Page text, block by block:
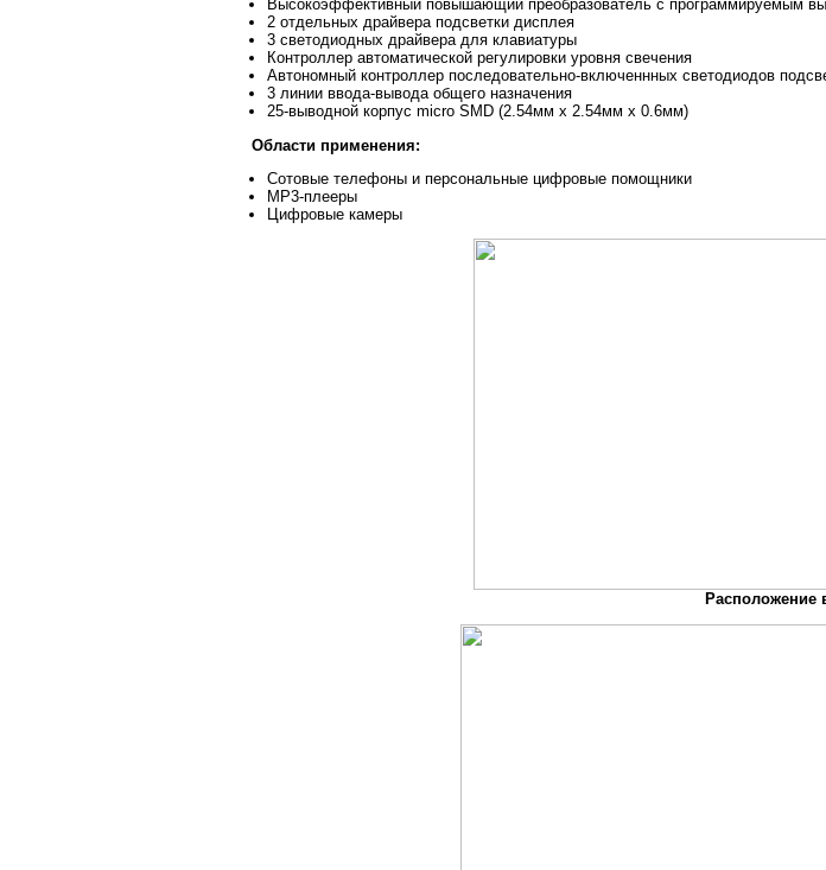
Высокоэффективный повышающий преобразователь с программируемым
2 отдельных драйвера подсветки дисплея
3 светодиодных драйвера для клавиатуры
Контроллер автоматической регулировки уровня свечения
Автономный контроллер последовательно-включеннных светодиодов
3 линии ввода-вывода общего назначения
25-выводной корпус micro SMD (2.54мм x 2.54мм x 0.6мм)
Области применения:
Сотовые телефоны и персональные цифровые помощники
MP3-плееры
Цифровые камеры
Расположение